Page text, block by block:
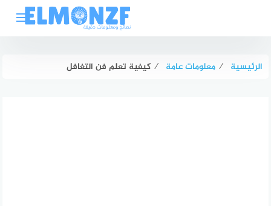
الرئيسية ⁄ معلومات عامة ⁄ كيفية تعلم فن التغافل